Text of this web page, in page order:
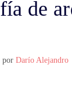
de
por Darío Alejandro